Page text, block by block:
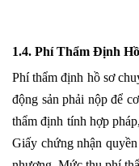
1.4. Phí Thẩm Định
Phí thẩm định hồ sơ
động sản phải nộp để
thẩm định tính hợp
Giấy chứng nhận